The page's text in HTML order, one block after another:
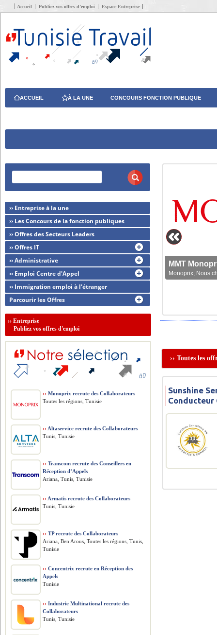
Accueil Publiez vos offres d’emploi Espace Entreprise
ACCUEIL À LA UNE CONCOURS FONCTION PUBLIQUE
MMT
Monoprix, Nous
›› Toutes les
Sunshine
Conducteur
›› Entreprise à la une
›› Les Concours de la fonction publiques
›› Offres des Secteurs Leaders
›› Offres IT
›› Administrative
›› Emploi Centre d'Appel
›› Immigration emploi à l'étranger
Parcourir les Offres
››Entreprise
Publiez vos offres d'emploi
›› Monoprix recrute des Collaborateurs
Toutes les régions, Tunisie
›› Altaservice recrute des Collaborateurs
Tunis, Tunisie
›› Transcom recrute des Conseillers en
Réception d’Appels
Ariana, Tunis, Tunisie
›› Armatis recrute des Collaborateurs
Tunis, Tunisie
›› TP recrute des Collaborateurs
Ariana, Ben Arous, Toutes les régions, Tunis,
Tunisie
›› Concentrix recrute en Réception des
Appels
Tunisie
›› Industrie Multinational recrute des
Collaborateurs
Tunis, Tunisie